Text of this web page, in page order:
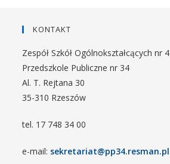
KONTAKT
Zespół Szkół Ogólnokształcących nr 4
Przedszkole Publiczne nr 34
Al. T. Rejtana 30
35-310 Rzeszów
tel. 17 748 34 00
e-mail: sekretariat@pp34.resman.pl